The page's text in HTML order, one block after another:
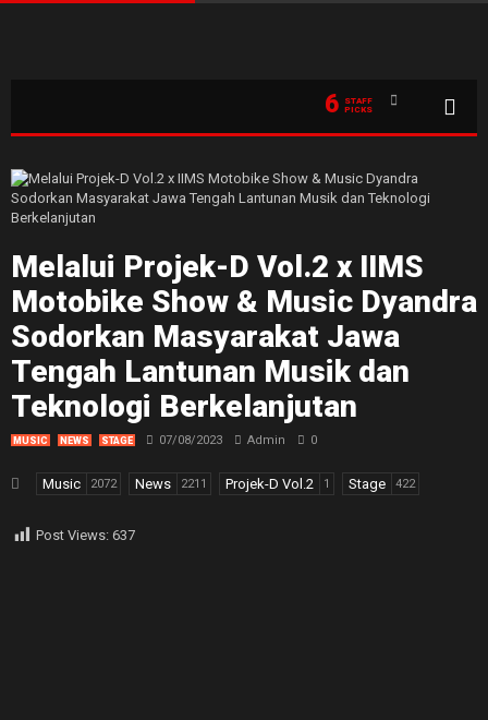
6
STAFF
PICKS
Melalui Projek-D Vol.2 x IIMS
Motobike Show & Music Dyandra
Sodorkan Masyarakat Jawa
Tengah Lantunan Musik dan
Teknologi Berkelanjutan
MUSIC NEWS STAGE 07/08/2023 Admin 0
Music 2072 News 2211 Projek-D Vol.2 1 Stage 422
Post Views: 637